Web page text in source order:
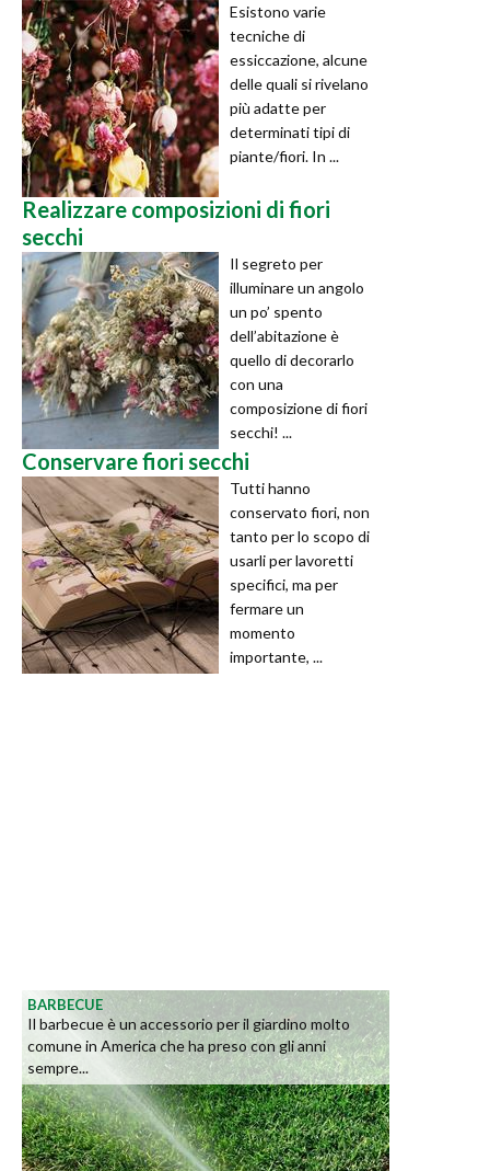
Esistono varie
tecniche di
essiccazione, alcune
delle quali si rivelano
più adatte per
determinati tipi di
piante/fiori. In ...
Realizzare composizioni di fiori
secchi
Il segreto per
illuminare un angolo
un po’ spento
dell’abitazione è
quello di decorarlo
con una
composizione di fiori
secchi! ...
Conservare fiori secchi
Tutti hanno
conservato fiori, non
tanto per lo scopo di
usarli per lavoretti
specifici, ma per
fermare un
momento
importante, ...
BARBECUE
Il barbecue è un accessorio per il giardino molto
comune in America che ha preso con gli anni
sempre...